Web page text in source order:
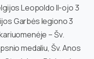
Leopoldo II-ojo 3
Garbės legiono 3
– Šv.
medaliu, Šv. Anos